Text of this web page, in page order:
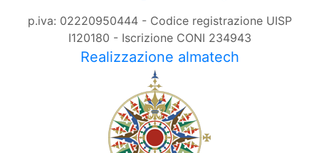
p.iva: 02220950444 - Codice registrazione UISP
I120180 - Iscrizione CONI 234943
Realizzazione almatech